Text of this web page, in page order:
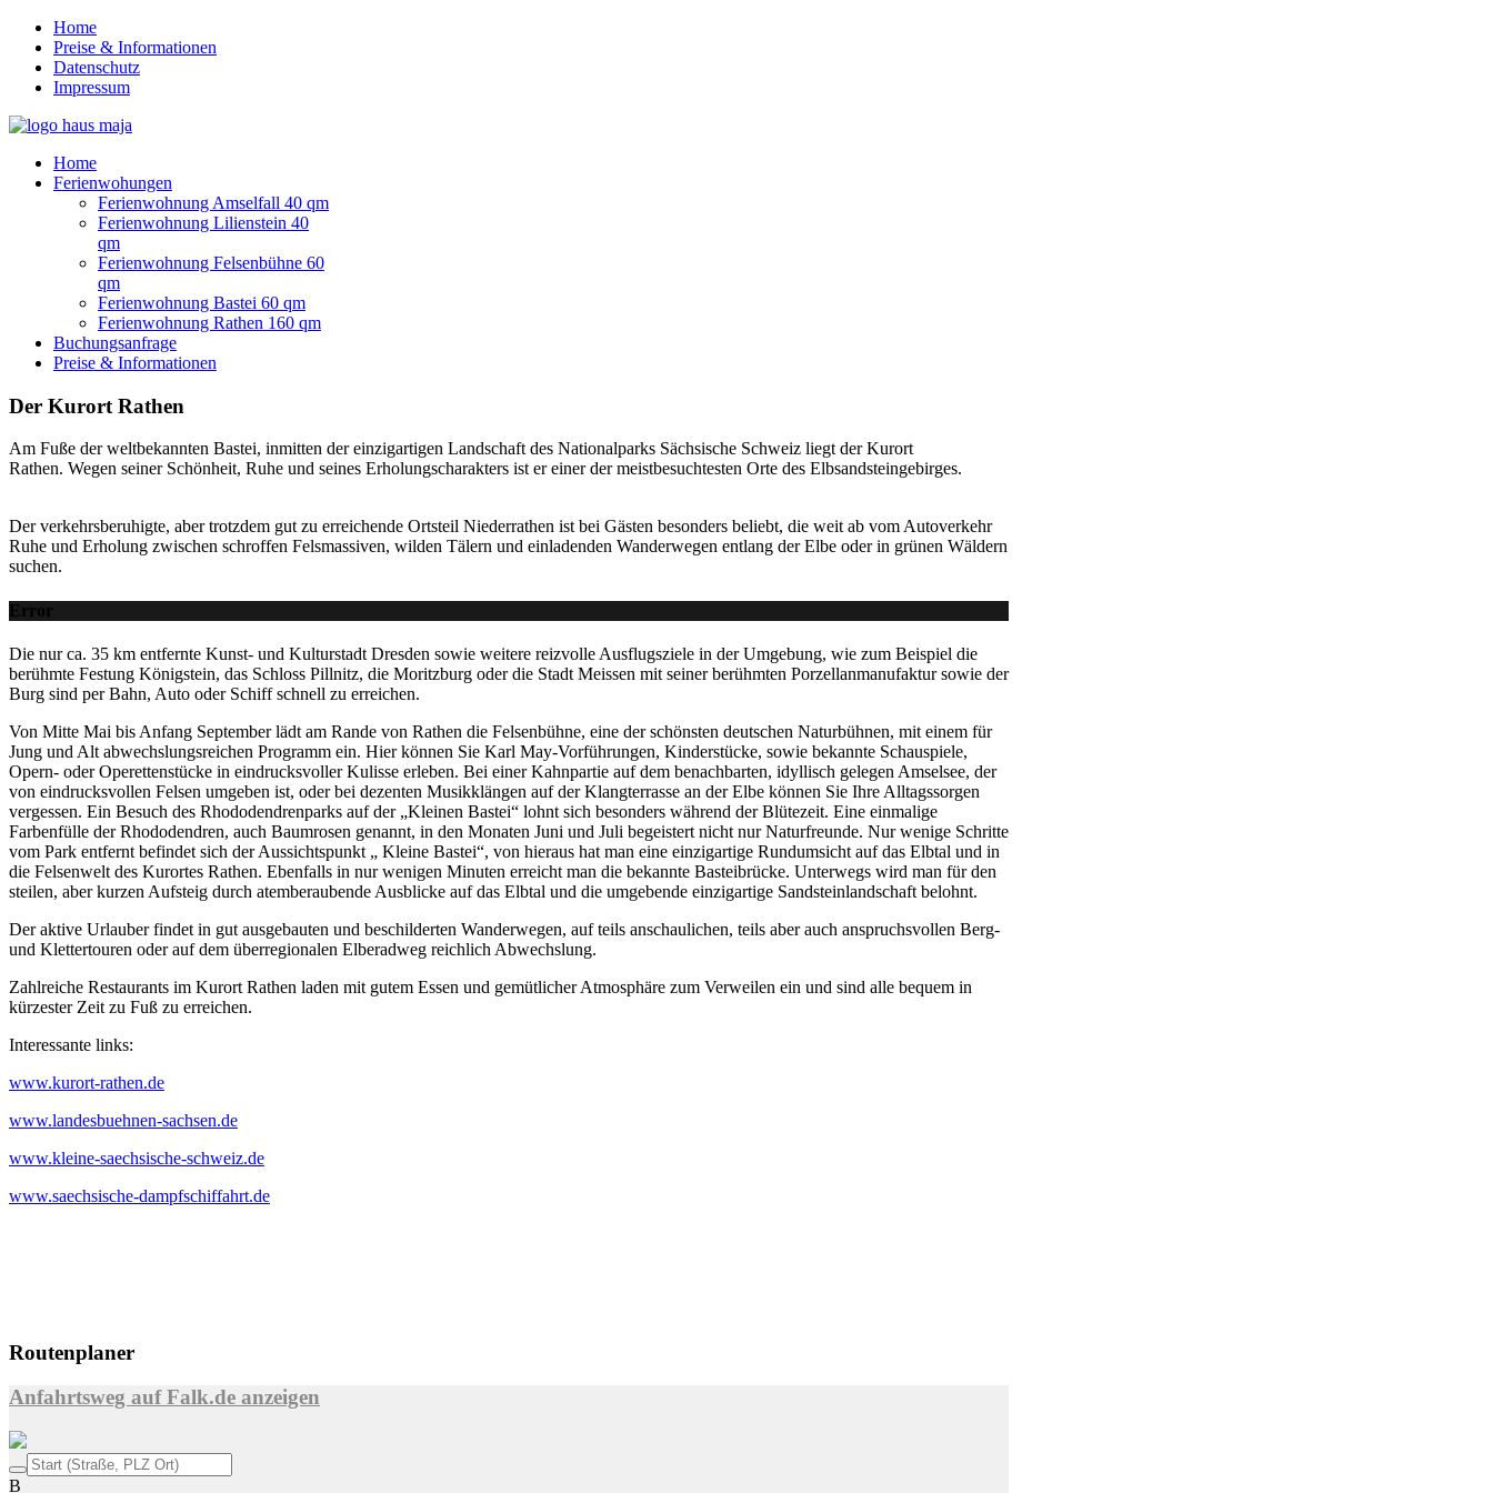
Home
Preise & Informationen
Datenschutz
Impressum
Home
Ferienwohungen
Ferienwohnung Amselfall 40 qm
Ferienwohnung Lilienstein 40
qm
Ferienwohnung Felsenbühne 60
qm
Ferienwohnung Bastei 60 qm
Ferienwohnung Rathen 160 qm
Buchungsanfrage
Preise & Informationen
Der Kurort Rathen
Am Fuße der weltbekannten Bastei, inmitten der einzigartigen Landschaft des Nationalparks Sächsische Schweiz liegt der Kurort
Rathen. Wegen seiner Schönheit, Ruhe und seines Erholungscharakters ist er einer der meistbesuchtesten Orte des Elbsandsteingebirges.
Der verkehrsberuhigte, aber trotzdem gut zu erreichende Ortsteil Niederrathen ist bei Gästen besonders beliebt, die weit ab vom Autoverkehr
Ruhe und Erholung zwischen schroffen Felsmassiven, wilden Tälern und einladenden Wanderwegen entlang der Elbe oder in grünen Wäldern
suchen.
Error
Die nur ca. 35 km entfernte Kunst- und Kulturstadt Dresden sowie weitere reizvolle Ausflugsziele in der Umgebung, wie zum Beispiel die
berühmte Festung Königstein, das Schloss Pillnitz, die Moritzburg oder die Stadt Meissen mit seiner berühmten Porzellanmanufaktur sowie der
Burg sind per Bahn, Auto oder Schiff schnell zu erreichen.
Von Mitte Mai bis Anfang September lädt am Rande von Rathen die Felsenbühne, eine der schönsten deutschen Naturbühnen, mit einem für
Jung und Alt abwechslungsreichen Programm ein. Hier können Sie Karl May-Vorführungen, Kinderstücke, sowie bekannte Schauspiele,
Opern- oder Operettenstücke in eindrucksvoller Kulisse erleben. Bei einer Kahnpartie auf dem benachbarten, idyllisch gelegen Amselsee, der
von eindrucksvollen Felsen umgeben ist, oder bei dezenten Musikklängen auf der Klangterrasse an der Elbe können Sie Ihre Alltagssorgen
vergessen. Ein Besuch des Rhododendrenparks auf der „Kleinen Bastei“ lohnt sich besonders während der Blütezeit. Eine einmalige
Farbenfülle der Rhododendren, auch Baumrosen genannt, in den Monaten Juni und Juli begeistert nicht nur Naturfreunde. Nur wenige Schritte
vom Park entfernt befindet sich der Aussichtspunkt „ Kleine Bastei“, von hieraus hat man eine einzigartige Rundumsicht auf das Elbtal und in
die Felsenwelt des Kurortes Rathen. Ebenfalls in nur wenigen Minuten erreicht man die bekannte Basteibrücke. Unterwegs wird man für den
steilen, aber kurzen Aufsteig durch atemberaubende Ausblicke auf das Elbtal und die umgebende einzigartige Sandsteinlandschaft belohnt.
Der aktive Urlauber findet in gut ausgebauten und beschilderten Wanderwegen, auf teils anschaulichen, teils aber auch anspruchsvollen Berg-
und Klettertouren oder auf dem überregionalen Elberadweg reichlich Abwechslung.
Zahlreiche Restaurants im Kurort Rathen laden mit gutem Essen und gemütlicher Atmosphäre zum Verweilen ein und sind alle bequem in
kürzester Zeit zu Fuß zu erreichen.
Interessante links:
www.kurort-rathen.de
www.landesbuehnen-sachsen.de
www.kleine-saechsische-schweiz.de
www.saechsische-dampfschiffahrt.de
Routenplaner
Anfahrtsweg auf Falk.de anzeigen
B